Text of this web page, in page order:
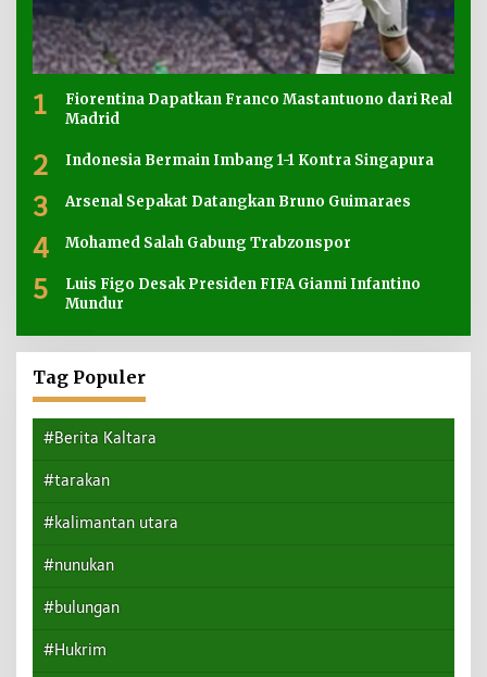
1
Fiorentina Dapatkan Franco Mastantuono dari Real
Madrid
2 Indonesia Bermain Imbang 1-1 Kontra Singapura
3 Arsenal Sepakat Datangkan Bruno Guimaraes
4 Mohamed Salah Gabung Trabzonspor
5
Luis Figo Desak Presiden FIFA Gianni Infantino
Mundur
Tag Populer
#Berita Kaltara
#tarakan
#kalimantan utara
#nunukan
#bulungan
#Hukrim